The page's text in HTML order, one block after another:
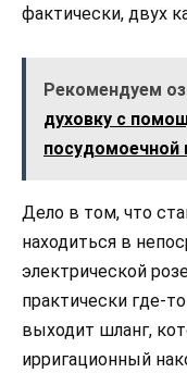
фактически, двух
Рекомендуем
духовку с
Дело в том, что
находиться в
электрической
практически где-
выходит шланг,
ирригационный